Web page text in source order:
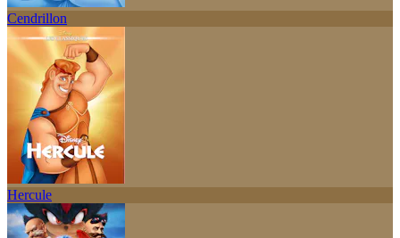
Cendrillon
Hercule